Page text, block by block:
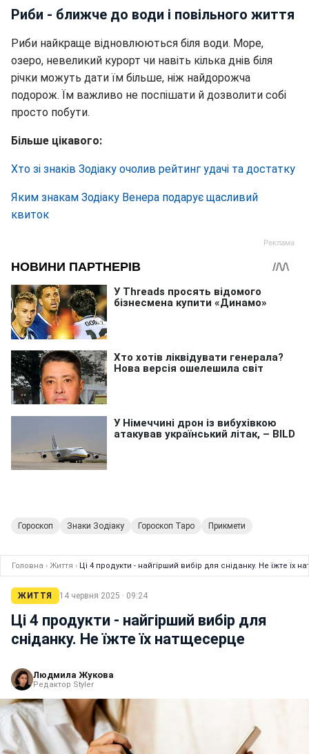
Риби - ближче до води і повільного життя
Риби найкраще відновлюються біля води. Море,
озеро, невеликий курорт чи навіть кілька днів біля
річки можуть дати їм більше, ніж найдорожча
подорож. Їм важливо не поспішати й дозволити собі
просто побути.
Більше цікавого:
Хто зі знаків Зодіаку очолив рейтинг удачі та достатку
Яким знакам Зодіаку Венера подарує щасливий
квиток
Гороскоп Знаки Зодіаку Гороскоп Таро Прикмети
Головна › Життя › Ці 4 продукти - найгірший вибір для сніданку. Не їжте їх
ЖИТТЯ 14 червня 2025 · 09:24
Ці 4 продукти - найгірший вибір для
сніданку. Не їжте їх натщесерце
Людмила Жукова
Редактор Styler